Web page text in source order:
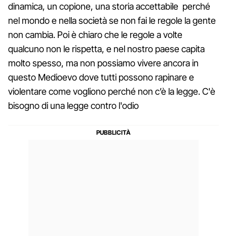
dinamica, un copione, una storia accettabile perché
nel mondo e nella società se non fai le regole la gente
non cambia. Poi è chiaro che le regole a volte
qualcuno non le rispetta, e nel nostro paese capita
molto spesso, ma non possiamo vivere ancora in
questo Medioevo dove tutti possono rapinare e
violentare come vogliono perché non c’è la legge. C'è
bisogno di una legge contro l'odio